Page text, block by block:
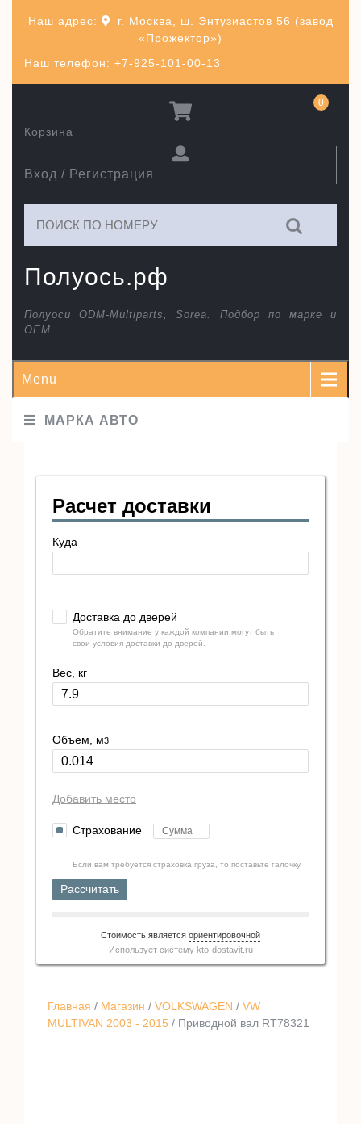
Наш телефон: +7-925-101-00-13
Наш адрес:
г. Москва, ш. Энтузиастов 56 (завод
«Прожектор»)
Полуось.рф
Полуоси ODM-Multiparts, Sorea. Подбор по марке и
ОЕМ
Вход / Регистрация
Корзина
0
Menu
МАРКА АВТО
Главная / Магазин / VOLKSWAGEN / VW
MULTIVAN 2003 - 2015 / Приводной вал RT78321
Расчет доставки
Куда
Доставка до дверей
Обратите внимание у каждой компании могут быть
свои условия доставки до дверей.
Вес, кг
Объем, м3
Добавить место
Страхование
Если вам требуется страховка груза, то поставьте галочку.
Рассчитать
Стоимость является ориентировочной
Использует систему kto-dostavit.ru